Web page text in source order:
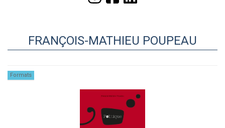
FRANÇOIS-MATHIEU POUPEAU
Formats